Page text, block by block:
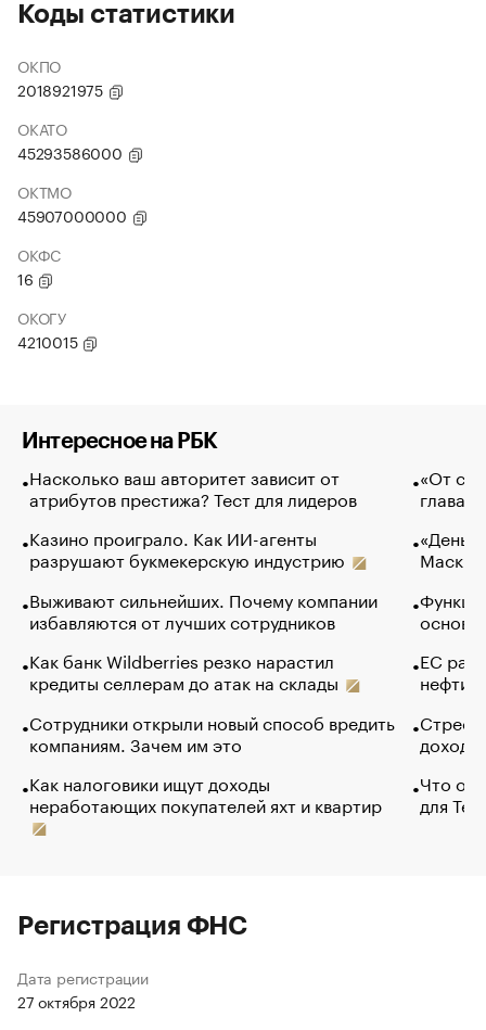
Коды статистики
ОКПО
2018921975
ОКАТО
45293586000
ОКТМО
45907000000
ОКФС
16
ОКОГУ
4210015
Интересное на РБК
Насколько ваш авторитет зависит от
атрибутов престижа? Тест для лидеров
Казино проиграло. Как ИИ-агенты
разрушают букмекерскую индустрию
Выживают сильнейших. Почему компании
избавляются от лучших сотрудников
Как банк Wildberries резко нарастил
кредиты селлерам до атак на склады
Сотрудники открыли новый способ вредить
компаниям. Зачем им это
Как налоговики ищут доходы
неработающих покупателей яхт и квартир
«От
глава
Маск в
основ
ЕС
нефти
Что
для
Регистрация ФНС
Дата регистрации
27 октября 2022